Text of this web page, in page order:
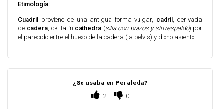
Etimología:
Cuadril proviene de una antigua forma vulgar, cadril , derivada
de cadera, del latín cathedra (silla con brazos y sin respaldo) por
el parecido entre el hueso de la cadera (la pelvis) y dicho asiento.
¿Se usaba en Peraleda?
2
0